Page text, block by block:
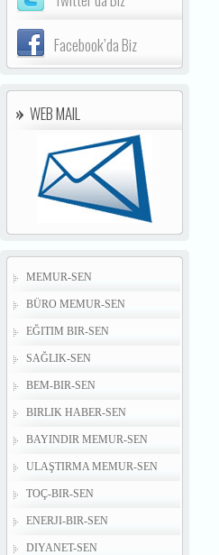
Facebook’da Biz
WEB MAIL
MEMUR-SEN
BÜRO MEMUR-SEN
EĞITIM BIR-SEN
SAĞLIK-SEN
BEM-BIR-SEN
BIRLIK HABER-SEN
BAYINDIR MEMUR-SEN
ULAŞTIRMA MEMUR-SEN
TOÇ-BIR-SEN
ENERJI-BIR-SEN
DIYANET-SEN